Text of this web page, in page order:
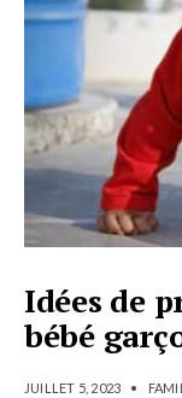
Idées de
bébé
JUILLET 5, 2023 •